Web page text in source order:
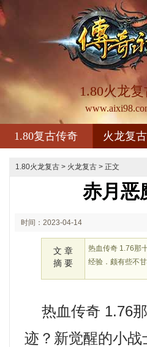
1.80火龙复
1.80复古传奇 火龙复古
1.80火龙复古 > 火龙复古 > 正文
赤月恶
时间：2023-04-14
文 章
摘 要
热血传奇 1.76那
经验．颇有些不
热血传奇 1.76那
迹？新觉醒的小